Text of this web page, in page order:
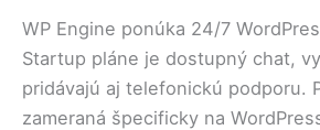
WP Engine ponúka 24/7
Startup pláne je dostupný chat,
pridávajú aj telefonickú podporu.
zameraná špecificky na